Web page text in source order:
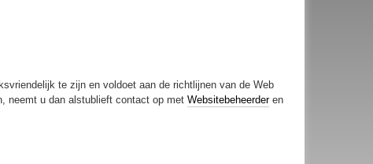
te zijn en voldoet aan de richtlijnen van de Web
neemt u dan alstublieft contact op metWebsitebeheerderen